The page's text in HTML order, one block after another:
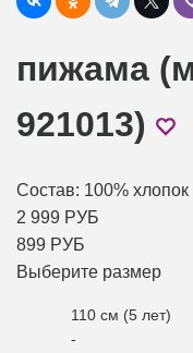
пижама
921013)
Состав: 100% хлопок
2 999 РУБ
899 РУБ
Выберите размер
110 см (5 лет)
-